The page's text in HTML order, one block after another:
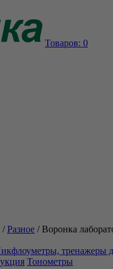
Товаров: 0
/Разное /Воронка
тренажеры
Тонометры